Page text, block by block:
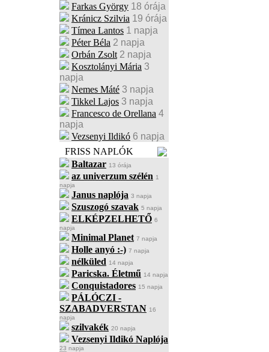
Farkas György 18 órája
Kránicz Szilvia 19 órája
Tímea Lantos 1 napja
Péter Béla 2 napja
Orbán Zsolt 2 napja
Kosztolányi Mária 3
napja
Nemes Máté 3 napja
Tikkel Lajos 3 napja
Francesco de Orellana 4
napja
Vezsenyi Ildikó 6 napja
FRISS NAPLÓK
Baltazar 13 órája
az univerzum szélén 1
napja
Janus naplója 3 napja
Szuszogó szavak 5 napja
ELKÉPZELHETŐ 6
napja
Minimal Planet 7 napja
Holle anyó :-) 7 napja
nélküled 14 napja
Paricska. Életmű 14 napja
Conquistadores 15 napja
PÁLÓCZI -
SZABADVERSTAN 16
napja
szilvakék 20 napja
Vezsenyi Ildikó Naplója
23 napja